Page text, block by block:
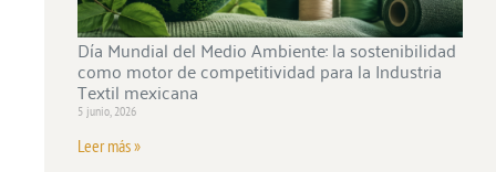
Día Mundial del Medio Ambiente: la sostenibilidad
como motor de competitividad para la Industria
Textil mexicana
5 junio, 2026
Leer más »